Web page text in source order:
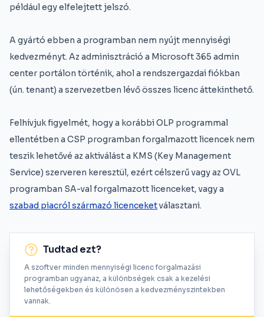
például egy elfelejtett jelszó.
A gyártó ebben a programban nem nyújt mennyiségi
kedvezményt. Az adminisztráció a Microsoft 365 admin
center portálon történik, ahol a rendszergazdai fiókban
(ún. tenant) a szervezetben lévő összes licenc áttekinthető.
Felhívjuk figyelmét, hogy a korábbi OLP programmal
ellentétben a CSP programban forgalmazott licencek nem
teszik lehetővé az aktiválást a KMS (Key Management
Service) szerveren keresztül, ezért célszerű vagy az OVL
programban SA-val forgalmazott licenceket, vagy a
szabad piacról származó licenceketválasztani.
Tudtad ezt?
A szoftver minden mennyiségi licenc forgalmazási
programban ugyanaz, a különbségek csak a kezelési
lehetőségekben és különösen a kedvezményszintekben
vannak.